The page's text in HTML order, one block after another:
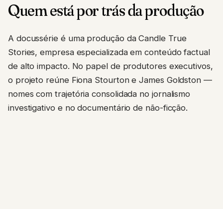
Quem está por trás da produção
A docussérie é uma produção da Candle True
Stories, empresa especializada em conteúdo factual
de alto impacto. No papel de produtores executivos,
o projeto reúne Fiona Stourton e James Goldston —
nomes com trajetória consolidada no jornalismo
investigativo e no documentário de não-ficção.